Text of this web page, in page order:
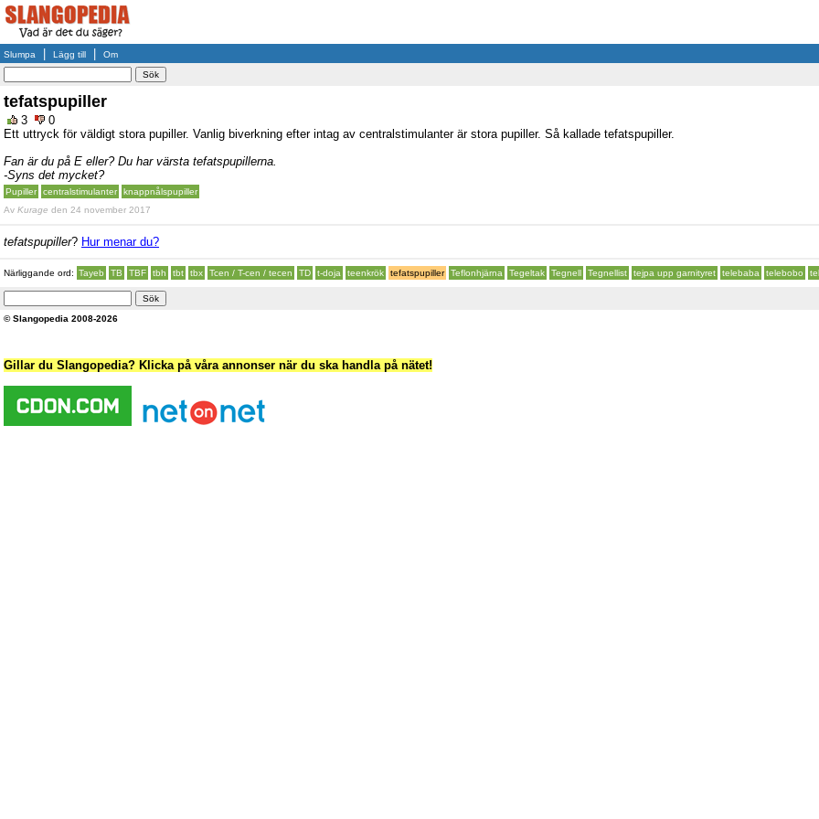
Slumpa Lägg till Om
tefatspupiller
3
0
Ett uttryck för väldigt stora pupiller. Vanlig biverkning efter intag av centralstimulanter är stora pupiller. Så kallade tefatspupiller.
Fan är du på E eller? Du har värsta tefatspupillerna.
-Syns det mycket?
Pupiller centralstimulanter
knappnålspupiller
Av Kurage den 24 november 2017
tefatspupiller? Hur menar du?
Närliggande ord: Tayeb TB TBF tbh tbt tbx Tcen / T-cen / tecen TD t-doja teenkrök tefatspupiller Teflonhjärna Tegeltak Tegnell Tegnellist tejpa upp garnityret telebaba telebobo
© Slangopedia 2008-2026
Gillar du Slangopedia? Klicka på våra annonser när du ska handla på nätet!